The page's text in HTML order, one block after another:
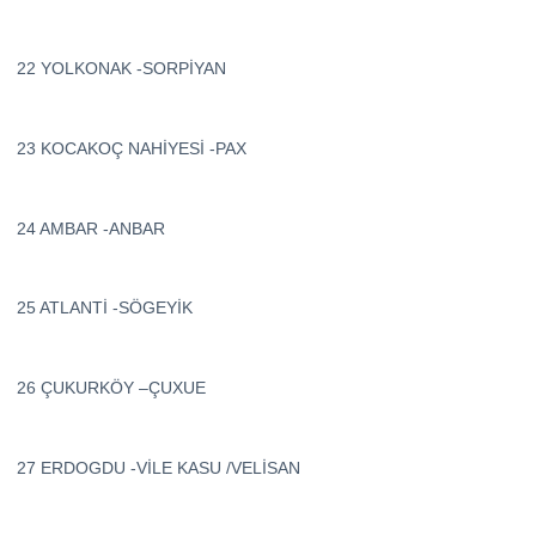
22 YOLKONAK -SORPİYAN
23 KOCAKOÇ NAHİYESİ -PAX
24 AMBAR -ANBAR
25 ATLANTİ -SÖGEYİK
26 ÇUKURKÖY –ÇUXUE
27 ERDOGDU -VİLE KASU /VELİSAN